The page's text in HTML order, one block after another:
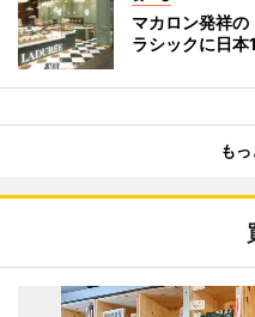
マカロン発祥
ラシックに日本
も